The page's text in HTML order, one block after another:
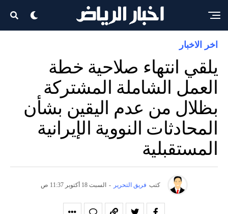
اخر الاخبار
يلقي انتهاء صلاحية خطة
العمل الشاملة المشتركة
بظلال من عدم اليقين بشأن
المحادثات النووية الإيرانية
المستقبلية
كتب فريق التحرير - السبت 18 أكتوبر 11:37 ص